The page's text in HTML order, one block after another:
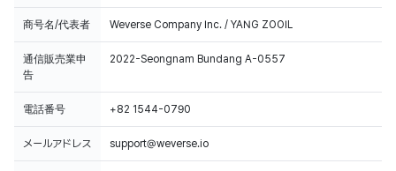
商号名/代表者 Weverse Company Inc. / YANG ZOOIL
通信販売業申
告
2022-Seongnam Bundang A-0557
電話番号 +82 1544-0790
メールアドレス support@weverse.io